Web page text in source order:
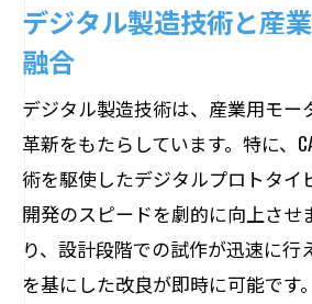
デジタル製造技術と産
融合
デジタル製造技術は、産業用モー
革新をもたらしています。特に、
術を駆使したデジタルプロトタイ
開発のスピードを劇的に向上させ
り、設計段階での試作が迅速に行
を基にした改良が即時に可能です